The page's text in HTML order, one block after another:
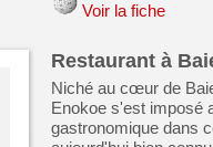
Voir la fiche
Restaurant à
Niché au cœur de
Enokoe s'est imposé
gastronomique dans